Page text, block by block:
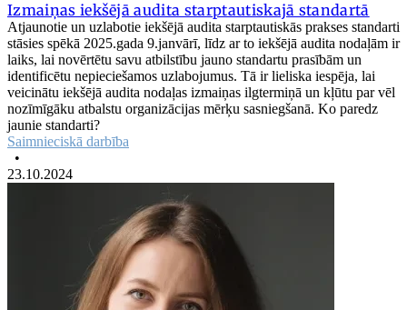
Izmaiņas iekšējā audita starptautiskajā standartā
Atjaunotie un uzlabotie iekšējā audita starptautiskās prakses standarti
stāsies spēkā 2025.gada 9.janvārī, līdz ar to iekšējā audita nodaļām ir
laiks, lai novērtētu savu atbilstību jauno standartu prasībām un
identificētu nepieciešamos uzlabojumus. Tā ir lieliska iespēja, lai
veicinātu iekšējā audita nodaļas izmaiņas ilgtermiņā un kļūtu par vēl
nozīmīgāku atbalstu organizācijas mērķu sasniegšanā. Ko paredz
jaunie standarti?
Saimnieciskā darbība
•
23.10.2024